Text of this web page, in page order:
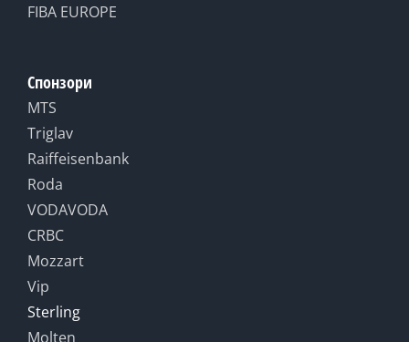
FIBA EUROPE
Спонзори
MTS
Triglav
Raiffeisenbank
Roda
VODAVODA
CRBC
Mozzart
Vip
Sterling
Molten